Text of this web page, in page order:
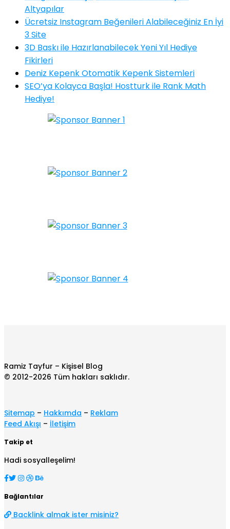
Altyapılar
Ücretsiz Instagram Beğenileri Alabileceğiniz En İyi
3 Site
3D Baskı ile Hazırlanabilecek Yeni Yıl Hediye
Fikirleri
Deniz Kepenk Otomatik Kepenk Sistemleri
SEO’ya Kolayca Başla! Hostturk ile Rank Math
Hediye!
Ramiz Tayfur – Kişisel Blog
© 2012-2026 Tüm hakları saklıdır.
Sitemap – Hakkımda – Reklam
Feed Akışı – İletişim
Takip et
Hadi sosyalleşelim!
Bağlantılar
Backlink almak ister misiniz?